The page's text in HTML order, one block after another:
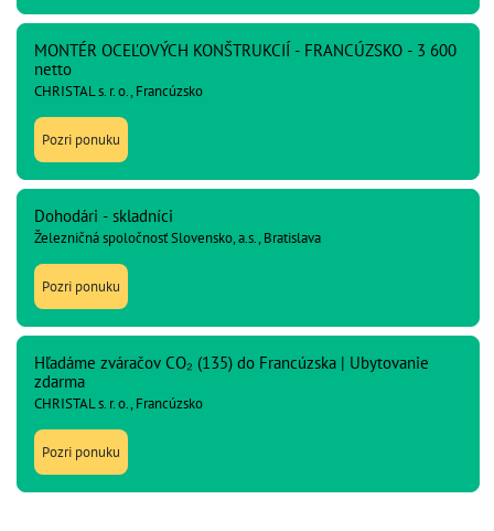
MONTÉR OCEĽOVÝCH KONŠTRUKCIÍ - FRANCÚZSKO - 3 600
netto
CHRISTAL s. r. o., Francúzsko
Pozri ponuku
Dohodári - skladníci
Železničná spoločnosť Slovensko, a.s., Bratislava
Pozri ponuku
Hľadáme zváračov CO₂ (135) do Francúzska | Ubytovanie
zdarma
CHRISTAL s. r. o., Francúzsko
Pozri ponuku